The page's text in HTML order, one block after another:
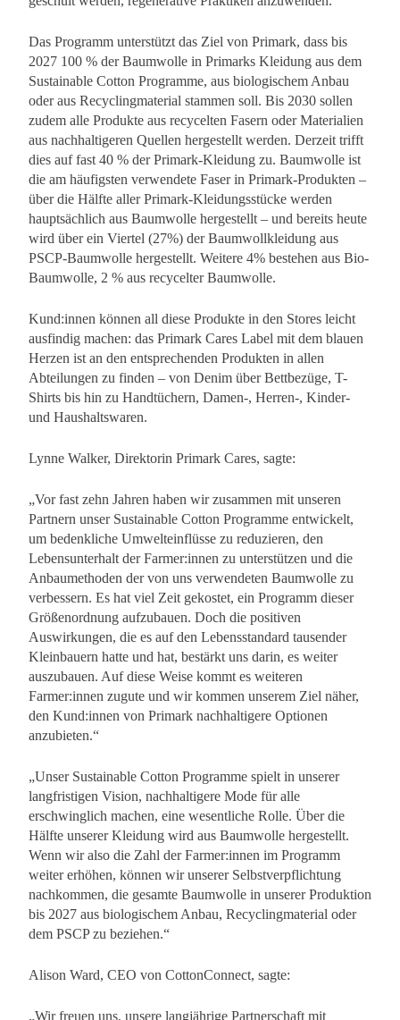
Das Programm unterstützt das Ziel von Primark, dass bis
2027 100 % der Baumwolle in Primarks Kleidung aus dem
Sustainable Cotton Programme, aus biologischem Anbau
oder aus Recyclingmaterial stammen soll. Bis 2030 sollen
zudem alle Produkte aus recycelten Fasern oder Materialien
aus nachhaltigeren Quellen hergestellt werden. Derzeit trifft
dies auf fast 40 % der Primark-Kleidung zu. Baumwolle ist
die am häufigsten verwendete Faser in Primark-Produkten –
über die Hälfte aller Primark-Kleidungsstücke werden
hauptsächlich aus Baumwolle hergestellt – und bereits heute
wird über ein Viertel (27%) der Baumwollkleidung aus
PSCP-Baumwolle hergestellt. Weitere 4% bestehen aus Bio-
Baumwolle, 2 % aus recycelter Baumwolle.
Kund:innen können all diese Produkte in den Stores leicht
ausfindig machen: das Primark Cares Label mit dem blauen
Herzen ist an den entsprechenden Produkten in allen
Abteilungen zu finden – von Denim über Bettbezüge, T-
Shirts bis hin zu Handtüchern, Damen-, Herren-, Kinder-
und Haushaltswaren.
Lynne Walker, Direktorin Primark Cares, sagte:
„Vor fast zehn Jahren haben wir zusammen mit unseren
Partnern unser Sustainable Cotton Programme entwickelt,
um bedenkliche Umwelteinflüsse zu reduzieren, den
Lebensunterhalt der Farmer:innen zu unterstützen und die
Anbaumethoden der von uns verwendeten Baumwolle zu
verbessern. Es hat viel Zeit gekostet, ein Programm dieser
Größenordnung aufzubauen. Doch die positiven
Auswirkungen, die es auf den Lebensstandard tausender
Kleinbauern hatte und hat, bestärkt uns darin, es weiter
auszubauen. Auf diese Weise kommt es weiteren
Farmer:innen zugute und wir kommen unserem Ziel näher,
den Kund:innen von Primark nachhaltigere Optionen
anzubieten.“
„Unser Sustainable Cotton Programme spielt in unserer
langfristigen Vision, nachhaltigere Mode für alle
erschwinglich machen, eine wesentliche Rolle. Über die
Hälfte unserer Kleidung wird aus Baumwolle hergestellt.
Wenn wir also die Zahl der Farmer:innen im Programm
weiter erhöhen, können wir unserer Selbstverpflichtung
nachkommen, die gesamte Baumwolle in unserer Produktion
bis 2027 aus biologischem Anbau, Recyclingmaterial oder
dem PSCP zu beziehen.“
Alison Ward, CEO von CottonConnect, sagte:
„Wir freuen uns, unsere langjährige Partnerschaft mit